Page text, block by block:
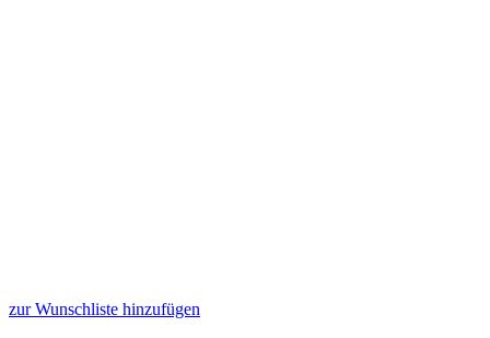
zur Wunschliste hinzufügen